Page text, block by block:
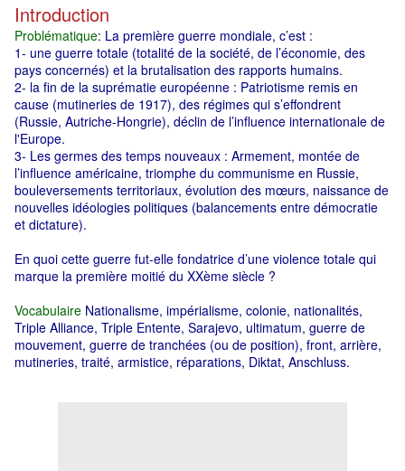
Introduction
Problématique: La première guerre mondiale, c’est :
1- une guerre totale (totalité de la société, de l’économie, des
pays concernés) et la brutalisation des rapports humains.
2- la fin de la suprématie européenne : Patriotisme remis en
cause (mutineries de 1917), des régimes qui s’effondrent
(Russie, Autriche-Hongrie), déclin de l’influence internationale de
l'Europe.
3- Les germes des temps nouveaux : Armement, montée de
l’influence américaine, triomphe du communisme en Russie,
bouleversements territoriaux, évolution des mœurs, naissance de
nouvelles idéologies politiques (balancements entre démocratie
et dictature).
En quoi cette guerre fut-elle fondatrice d’une violence totale qui
marque la première moitié du XXème siècle ?
Vocabulaire Nationalisme, impérialisme, colonie, nationalités,
Triple Alliance, Triple Entente, Sarajevo, ultimatum, guerre de
mouvement, guerre de tranchées (ou de position), front, arrière,
mutineries, traité, armistice, réparations, Diktat, Anschluss.